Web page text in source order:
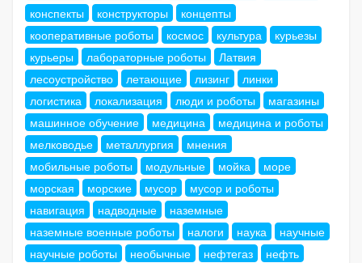
конспекты
конструкторы
концепты
кооперативные роботы
космос культура
курьезы
курьеры
лабораторные роботы
Латвия
лесоустройство
летающие лизинг
линки
логистика
локализация люди и роботы
магазины
машинное обучение
медицина
медицина и роботы
мелководье
металлургия
мнения
мобильные роботы
модульные мойка
море
морская
морские мусор
мусор и роботы
навигация
надводные
наземные
наземные военные роботы
налоги наука
научные
научные роботы
необычные нефтегаз
нефть